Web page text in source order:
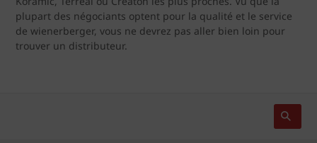
plupart des négociants optent pour la qualité et le service
de wienerberger, vous ne devrez pas aller bien loin pour
trouver un distributeur.